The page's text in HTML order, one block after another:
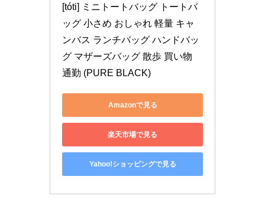
[tóti] ミニトートバッグ トートバ
ッグ 小さめ おしゃれ 軽量 キャ
ンバス ランチバッグ ハンドバッ
グ マザーズバッグ 散歩 買い物
通勤 (PURE BLACK)
Amazonで見る
楽天市場で見る
Yahoo!ショッピングで見る